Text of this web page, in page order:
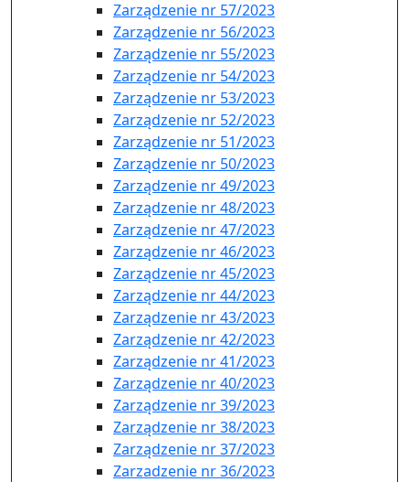
Zarządzenie nr 57/2023
Zarządzenie nr 56/2023
Zarządzenie nr 55/2023
Zarządzenie nr 54/2023
Zarządzenie nr 53/2023
Zarządzenie nr 52/2023
Zarządzenie nr 51/2023
Zarządzenie nr 50/2023
Zarządzenie nr 49/2023
Zarządzenie nr 48/2023
Zarządzenie nr 47/2023
Zarządzenie nr 46/2023
Zarządzenie nr 45/2023
Zarządzenie nr 44/2023
Zarządzenie nr 43/2023
Zarządzenie nr 42/2023
Zarządzenie nr 41/2023
Zarządzenie nr 40/2023
Zarządzenie nr 39/2023
Zarządzenie nr 38/2023
Zarządzenie nr 37/2023
Zarzadzenie nr 36/2023